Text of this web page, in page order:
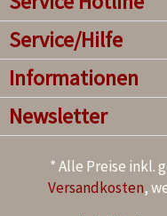
Service/Hilfe
Informationen
Newsletter
* Alle Preise inkl.
Versandkosten,